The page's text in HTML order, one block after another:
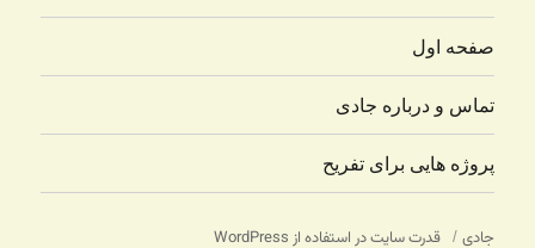
صفحه اول
تماس و درباره جادی
پروژه هایی برای تفریح
جادی قدرت سایت در استفاده از WordPress